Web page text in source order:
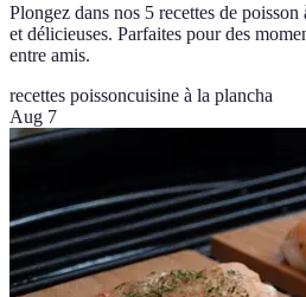
Plongez dans nos 5 recettes de
et délicieuses. Parfaites pour des
entre amis.
recettes poissoncuisine à la plancha
Aug 7